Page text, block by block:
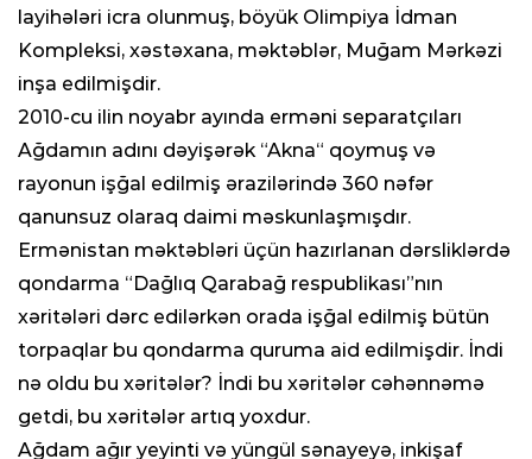
layihələri icra olunmuş, böyük Olimpiya İdman
Kompleksi, xəstəxana, məktəblər, Muğam Mərkəzi
inşa edilmişdir.
2010-cu ilin noyabr ayında erməni separatçıları
Ağdamın adını dəyişərək “Akna“ qoymuş və
rayonun işğal edilmiş ərazilərində 360 nəfər
qanunsuz olaraq daimi məskunlaşmışdır.
Ermənistan məktəbləri üçün hazırlanan dərsliklərdə
qondarma “Dağlıq Qarabağ respublikası”nın
xəritələri dərc edilərkən orada işğal edilmiş bütün
torpaqlar bu qondarma quruma aid edilmişdir. İndi
nə oldu bu xəritələr? İndi bu xəritələr cəhənnəmə
getdi, bu xəritələr artıq yoxdur.
Ağdam ağır yeyinti və yüngül sənayeyə, inkişaf